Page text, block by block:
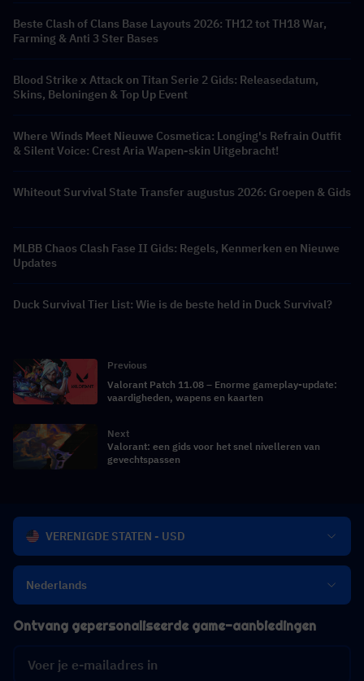
Beste Clash of Clans Base Layouts 2026: TH12 tot TH18 War,
Farming & Anti 3 Ster Bases
Blood Strike x Attack on Titan Serie 2 Gids: Releasedatum,
Skins, Beloningen & Top Up Event
Where Winds Meet Nieuwe Cosmetica: Longing's Refrain Outfit
& Silent Voice: Crest Aria Wapen-skin Uitgebracht!
Whiteout Survival State Transfer augustus 2026: Groepen & Gids
MLBB Chaos Clash Fase II Gids: Regels, Kenmerken en Nieuwe
Updates
Duck Survival Tier List: Wie is de beste held in Duck Survival?
Previous
Valorant Patch 11.08 – Enorme gameplay-update:
vaardigheden, wapens en kaarten
Next
Valorant: een gids voor het snel nivelleren van
gevechtspassen
VERENIGDE STATEN - USD
Nederlands
Ontvang gepersonaliseerde game-aanbiedingen